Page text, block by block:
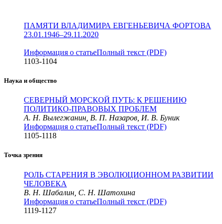
ПАМЯТИ ВЛАДИМИРА ЕВГЕНЬЕВИЧА ФОРТОВА
23.01.1946–29.11.2020
Информация о статьеПолный текст (PDF)
1103-1104
Наука и общество
СЕВЕРНЫЙ МОРСКОЙ ПУТЬ: К РЕШЕНИЮ
ПОЛИТИКО-ПРАВОВЫХ ПРОБЛЕМ
А. Н. Вылегжанин, В. П. Назаров, И. В. Буник
Информация о статьеПолный текст (PDF)
1105-1118
Точка зрения
РОЛЬ СТАРЕНИЯ В ЭВОЛЮЦИОННОМ РАЗВИТИИ
ЧЕЛОВЕКА
В. Н. Шабалин, С. Н. Шатохина
Информация о статьеПолный текст (PDF)
1119-1127